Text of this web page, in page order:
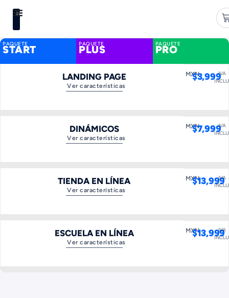
HUB
PAQUETE
START PAQUETE
PLUS PAQUETE
PRO
LANDING PAGE
Ver características
MXN
$3,999IVA
DINÁMICOS
Ver características
MXN
$7,999IVA
TIENDA EN LÍNEA
Ver características
MXN
$13,999
IVA
ESCUELA EN LÍNEA
Ver características
MXN
$13,999
IVA